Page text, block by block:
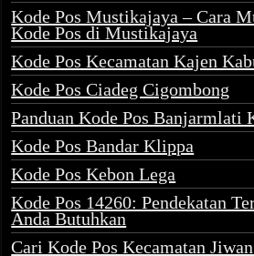
Kode Pos Mustikajaya – Cara
Kode Pos di Mustikajaya
Kode Pos Kecamatan Kajen
Kode Pos Ciadeg Cigombong
Panduan Kode Pos Banjarmlati
Kode Pos Bandar Klippa
Kode Pos Kebon Lega
Kode Pos 14260: Pendekatan
Anda Butuhkan
Cari Kode Pos Kecamatan